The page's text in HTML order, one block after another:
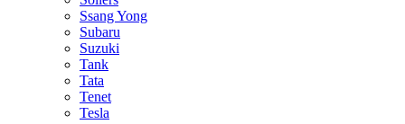
Ssang Yong
Subaru
Suzuki
Tank
Tata
Tenet
Tesla